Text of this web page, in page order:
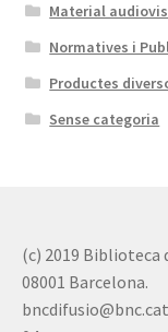
Material
Normatives i
Productes
Sense categoria
(c) 2019 Biblioteca
08001 Barcelona.
bncdifusio@bnc.cat